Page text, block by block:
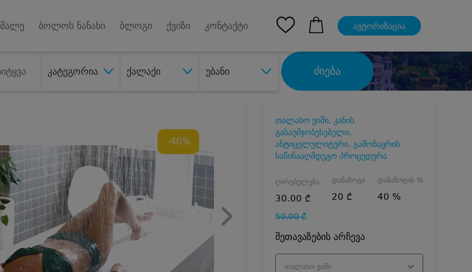
მალე ბოლოს ნანახი ბლოგი ქვიზი კონტაქტი ავტორიზაცია
კატეგორია ქალაქი უბანი ძიება
-40%
თალასო ვიში, კანის
გასაუმჯობესებელი,
ანტიცელულიტური, გამონაყრის
საწინააღმდეგო პროცედურა
ღირებულება
30.00 ₾
50.00 ₾
დანაზოგი
20 ₾
დანაზოგის %
40 %
შეთავაზების არჩევა
თალასო ვიში